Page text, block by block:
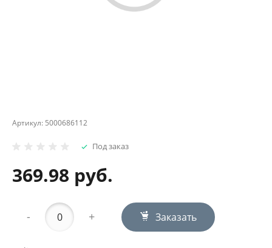
Артикул: 5000686112
Под заказ
369.98 руб.
- + Заказать